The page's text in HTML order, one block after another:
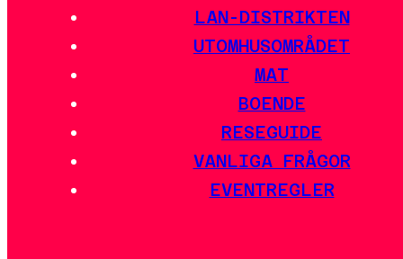
LAN-DISTRIKTEN
UTOMHUSOMRÅDET
MAT
BOENDE
RESEGUIDE
VANLIGA FRÅGOR
EVENTREGLER